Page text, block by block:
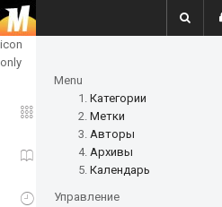
show
icon
only
ГЛАВНОЕ
ИСТОРИИ
СОБЫТИЯ
Menu
Категории
Метки
Авторы
Архивы
Календарь
Управление